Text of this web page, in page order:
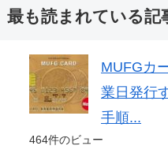
最も読まれている記
MUFGカ
業日発行
手順...
464件のビュー